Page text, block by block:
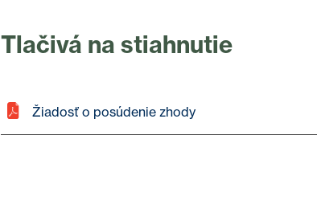
Tlačivá na stiahnutie
Žiadosť o posúdenie zhody